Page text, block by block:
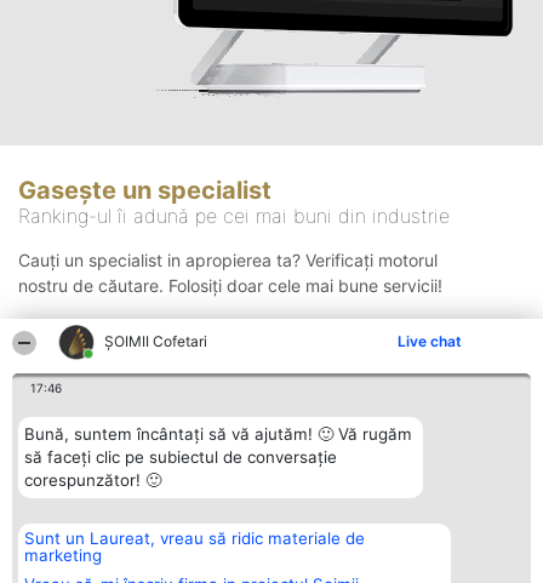
ȘOIMII Cofetari Live chat
17:46
Bună, suntem încântați să vă ajutăm! 🙂 Vă rugăm
să faceți clic pe subiectul de conversație
corespunzător! 🙂
Sunt un Laureat, vreau să ridic materiale de
marketing
Gasește un specialist
Ranking-ul îi adună pe cei mai buni din industrie
Cauți un specialist in apropierea ta? Verificați motorul
nostru de căutare. Folosiți doar cele mai bune servicii!
Organizator Ranking
BRIGHT SOLUTIONS BR SRL
Aleea Timisul De Sus 2 Bl. A30
Plebiscyt
Lista Tuturor
Contact